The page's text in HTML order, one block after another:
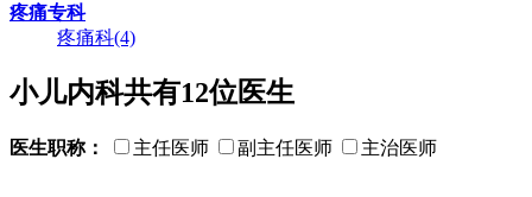
疼痛专科
疼痛科(4)
小儿内科共有12位医生
医生职称： 主任医师 副主任医师 主治医师